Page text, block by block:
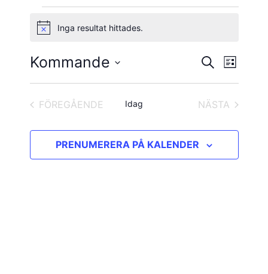
Evenemang
Notis Inga resultat hittades.
Search
and
Views
SÖK LISTA
Kommande
Välj
FÖREGÅENDE
Idag
NÄSTA
PRENUMERERA PÅ KALENDER